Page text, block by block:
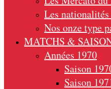
Les nationalités
Nos onze type
MATCHS &
Années 1970
Saison
Saison